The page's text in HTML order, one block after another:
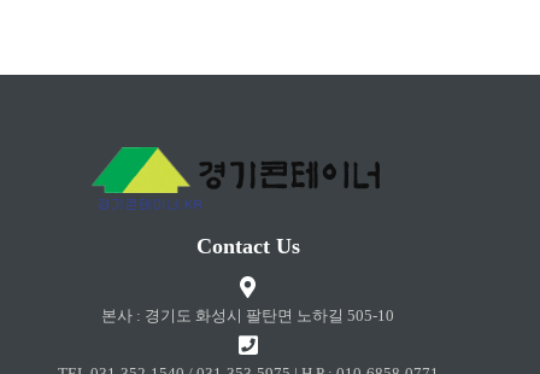
Contact Us
본사 : 경기도 화성시 팔탄면 노하길 505-10